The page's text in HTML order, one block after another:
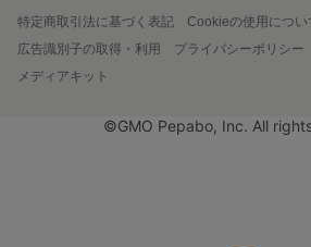
特定商取引法に基づく表記
Cookieの使用につい
広告識別子の取得・利用
プライバシーポリシー
メディアキット
©GMO Pepabo, Inc. All